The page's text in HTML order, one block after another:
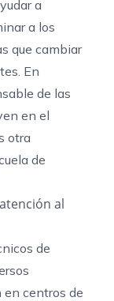
a
a los
que cambiar
En
de las
en el
otra
de
al
de
en centros de